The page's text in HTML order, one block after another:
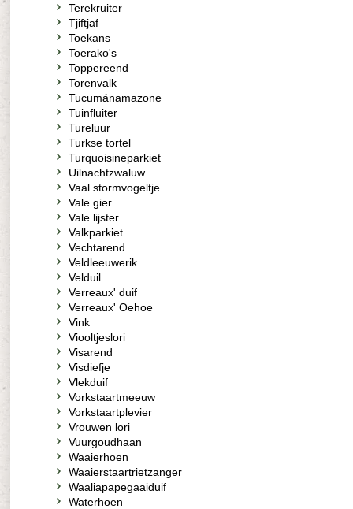
Terekruiter
Tjiftjaf
Toekans
Toerako's
Toppereend
Torenvalk
Tucumánamazone
Tuinfluiter
Tureluur
Turkse tortel
Turquoisineparkiet
Uilnachtzwaluw
Vaal stormvogeltje
Vale gier
Vale lijster
Valkparkiet
Vechtarend
Veldleeuwerik
Velduil
Verreaux' duif
Verreaux' Oehoe
Vink
Viooltjeslori
Visarend
Visdiefje
Vlekduif
Vorkstaartmeeuw
Vorkstaartplevier
Vrouwen lori
Vuurgoudhaan
Waaierhoen
Waaierstaartrietzanger
Waaliapapegaaiduif
Waterhoen